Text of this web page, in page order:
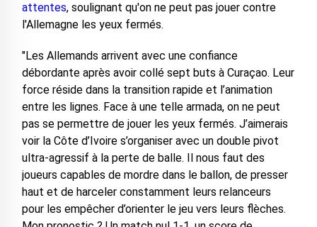
attentes, soulignant qu'on ne peut pas jouer contre
l'Allemagne les yeux fermés.
"Les Allemands arrivent avec une confiance
débordante après avoir collé sept buts à Curaçao. Leur
force réside dans la transition rapide et l’animation
entre les lignes. Face à une telle armada, on ne peut
pas se permettre de jouer les yeux fermés. J’aimerais
voir la Côte d’Ivoire s’organiser avec un double pivot
ultra-agressif à la perte de balle. Il nous faut des
joueurs capables de mordre dans le ballon, de presser
haut et de harceler constamment leurs relanceurs
pour les empêcher d’orienter le jeu vers leurs flèches.